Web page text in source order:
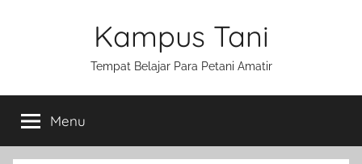
Kampus Tani
Tempat Belajar Para Petani Amatir
Menu